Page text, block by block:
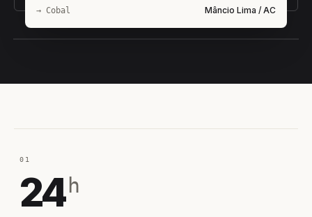
→ Cobal Mâncio Lima / AC
01
24 h